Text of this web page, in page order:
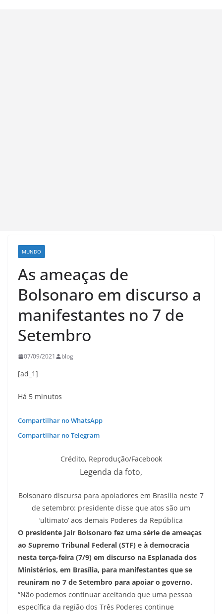
MUNDO
As ameaças de
Bolsonaro em discurso a
manifestantes no 7 de
Setembro
07/09/2021 blog
[ad_1]
Há 5 minutos
Compartilhar no WhatsApp
Compartilhar no Telegram
Crédito, Reprodução/Facebook
Legenda da foto,
Bolsonaro discursa para apoiadores em Brasília neste 7
de setembro: presidente disse que atos são um
‘ultimato’ aos demais Poderes da República
O presidente Jair Bolsonaro fez uma série de ameaças
ao Supremo Tribunal Federal (STF) e à democracia
nesta terça-feira (7/9) em discurso na Esplanada dos
Ministérios, em Brasília, para manifestantes que se
reuniram no 7 de Setembro para apoiar o governo.
“Não podemos continuar aceitando que uma pessoa
específica da região dos Três Poderes continue